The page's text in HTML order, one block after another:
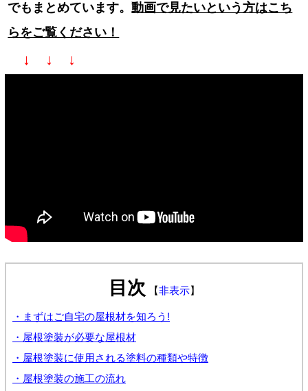
でもまとめています。動画で見たいという方はこち
らをご覧ください！
↓ ↓ ↓
目次 【非表示】
・まずはご自宅の屋根材を知ろう!
・屋根塗装が必要な屋根材
・屋根塗装に使用される塗料の種類や特徴
・屋根塗装の施工の流れ